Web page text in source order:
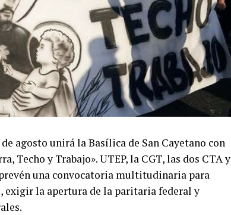
legales disponibles para resguardar el
que los conflictos gremiales puedan
escolar.
agosto unirá la Basílica de San Cayetano con
Techo y Trabajo». UTEP, la CGT, las dos CTA y
una convocatoria multitudinaria para
exigir la apertura de la paritaria federal y